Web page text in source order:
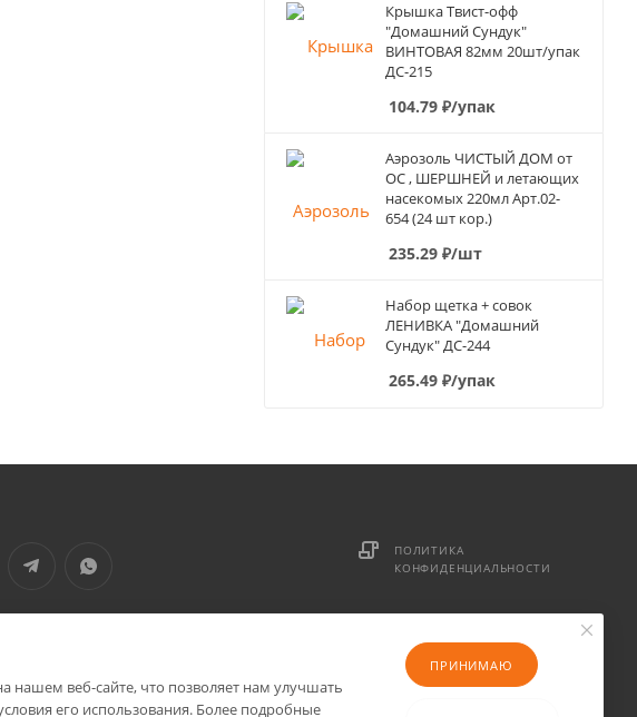
Крышка Твист-офф
"Домашний Сундук"
ВИНТОВАЯ 82мм 20шт/упак
ДС-215
104.79 ₽/упак
Аэрозоль ЧИСТЫЙ ДОМ от
ОС , ШЕРШНЕЙ и летающих
насекомых 220мл Арт.02-
654 (24 шт кор.)
235.29 ₽/шт
Набор щетка + совок
ЛЕНИВКА "Домашний
Сундук" ДС-244
265.49 ₽/упак
ПОЛИТИКА
КОНФИДЕНЦИАЛЬНОСТИ
веб-сайте, что позволяет нам улучшать
его использования. Более подробные
ПРИНИМАЮ